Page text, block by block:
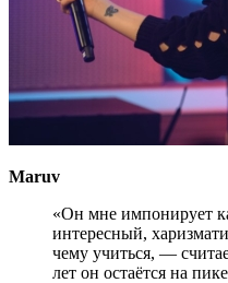
Maruv
«Он мне импонирует
интересный,
чему учиться, —
лет он остаётся на